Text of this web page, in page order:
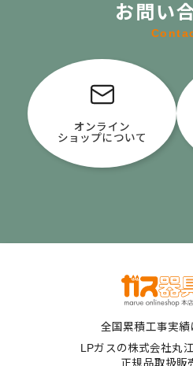
お問い
オンライン
ショップについて
全国累積工事実績
LPガスの株式会社丸
正規品取扱販